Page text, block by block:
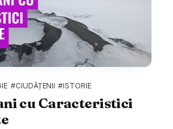
#CIUDĂȚENII #ISTORIE
cu Caracteristici